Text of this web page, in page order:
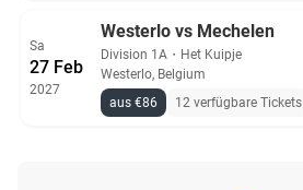
Sa
27 Feb
2027
Westerlo vs Mechelen
Division 1A ・ Het Kuipje
Westerlo, Belgium
aus €86
12 verfügbare Tickets